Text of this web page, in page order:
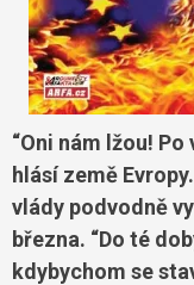
“Oni nám lžou!
hlásí země
vlády podvodně
března. “Do té
kdybychom se